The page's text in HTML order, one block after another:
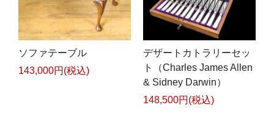
ソファテーブル
143,000円(税込)
デザートカトラリーセッ
ト（Charles James Allen
& Sidney Darwin）
148,500円(税込)